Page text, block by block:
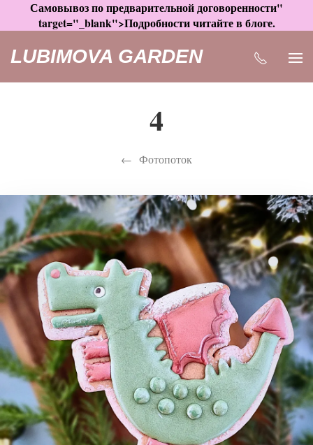
Самовывоз по предварительной договоренности"
target="_blank">Подробности читайте в блоге.
LUBIMOVA GARDEN
4
Фотопоток